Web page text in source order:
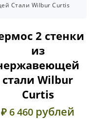
Стали Wilbur Curtis
2 стенки
из
стали Wilbur
Curtis
₽ 6 460 рублей